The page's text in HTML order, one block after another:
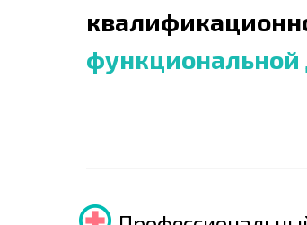
функциональной